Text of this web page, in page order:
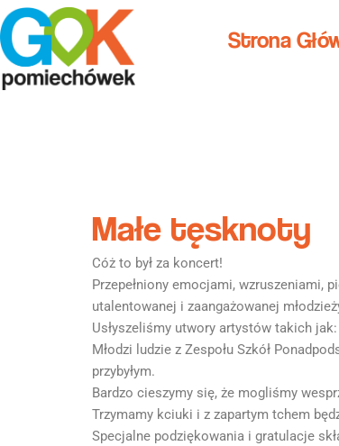
Przejdź
do
treści
Strona
Małe tęsknoty
Cóż to był za koncert!
Przepełniony emocjami,
utalentowanej i zaangażowanej
Usłyszeliśmy utwory artystów takich
Młodzi ludzie z Zespołu Szkół
przybyłym.
Bardzo cieszymy się, że mogliśmy
Trzymamy kciuki i z zapartym tchem
Specjalne podziękowania i gratulacje